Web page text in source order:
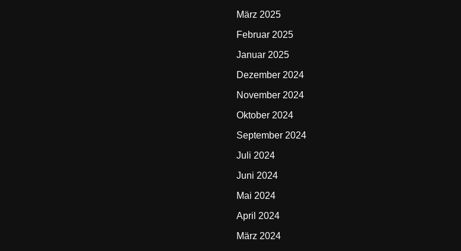
März 2025
Februar 2025
Januar 2025
Dezember 2024
November 2024
Oktober 2024
September 2024
Juli 2024
Juni 2024
Mai 2024
April 2024
März 2024